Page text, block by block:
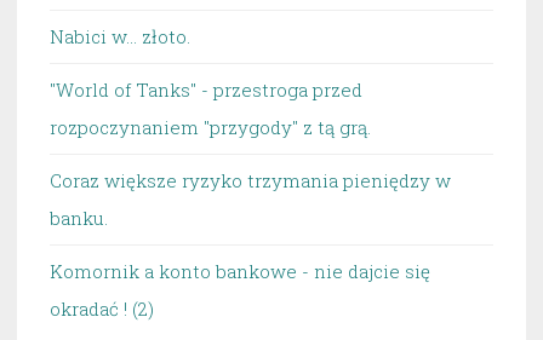
Nabici w... złoto.
"World of Tanks" - przestroga przed
rozpoczynaniem "przygody" z tą grą.
Coraz większe ryzyko trzymania pieniędzy w
banku.
Komornik a konto bankowe - nie dajcie się
okradać ! (2)